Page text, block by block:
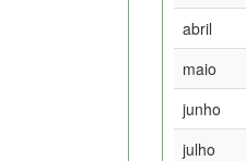
abril
maio
junho
julho